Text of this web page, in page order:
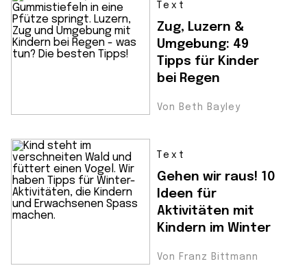
Text
Zug, Luzern &
Umgebung: 49
Tipps für Kinder
bei Regen
Von Beth Bayley
Text
Gehen wir raus! 10
Ideen für
Aktivitäten mit
Kindern im Winter
Von Franz Bittmann